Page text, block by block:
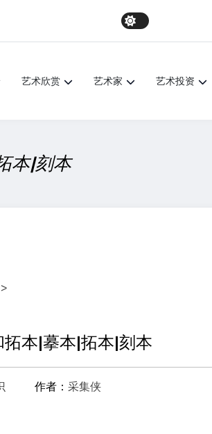
艺术欣赏 艺术家 艺术投资
本|刻本
>
本|摹本|拓本|刻本
作者： 采集侠